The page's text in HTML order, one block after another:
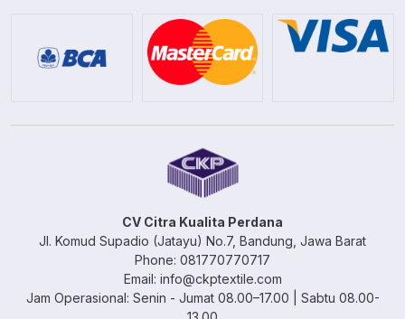
CV Citra Kualita Perdana
Jl. Komud Supadio (Jatayu) No.7, Bandung, Jawa Barat
Phone: 081770770717
Email: info@ckptextile.com
Jam Operasional: Senin - Jumat 08.00–17.00 | Sabtu 08.00-